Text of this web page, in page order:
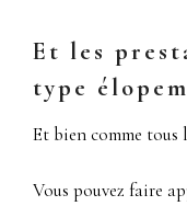
Et les
type
Et bien comme tous
Vous pouvez faire